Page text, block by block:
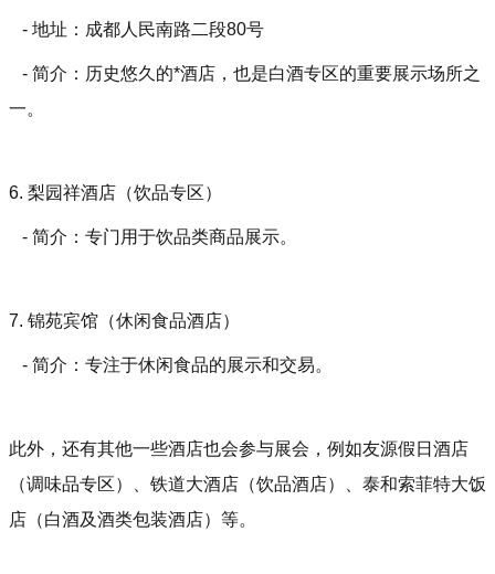
- 地址：成都人民南路二段80号
- 简介：历史悠久的*酒店，也是白酒专区的重要展示场所之
一。
6. 梨园祥酒店（饮品专区）
- 简介：专门用于饮品类商品展示。
7. 锦苑宾馆（休闲食品酒店）
- 简介：专注于休闲食品的展示和交易。
此外，还有其他一些酒店也会参与展会，例如友源假日酒店
（调味品专区）、铁道大酒店（饮品酒店）、泰和索菲特大饭
店（白酒及酒类包装酒店）等。